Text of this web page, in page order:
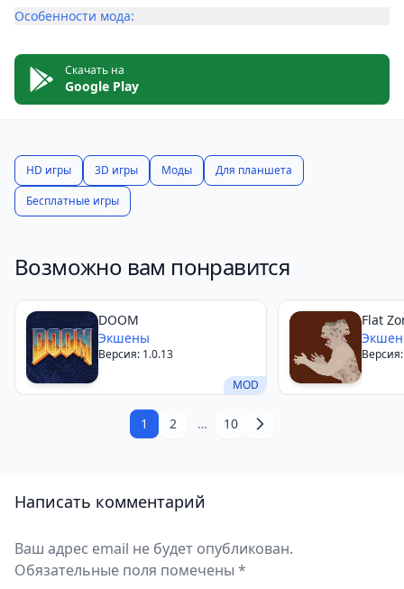
Хорошо проработанные уровни, разнообразные
эту игру прекрасным выбором для тех, кто любит
играть в компании друзей. Несмотря на некоторые
стоит вашего внимания, если вы ищете
увлекательную кооперативную игру для
мобильного устройства.
Особенности мода:
Скачать на
Google Play
HD игры 3D игры Моды
Для планшета
Бесплатные игры
Возможно вам понравится
MOD
DOOM
Экшены
Версия: 1.0.13
Flat
1 2 … 10
Написать комментарий
Ваш адрес email не будет опубликован.
Обязательные поля помечены *